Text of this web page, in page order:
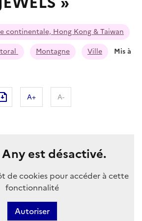
continentale, Hong Kong & Taiwan
Montagne Ville
Mis à
A+ A-
est désactivé.
de cookies pour accéder à cette
fonctionnalité
Autoriser